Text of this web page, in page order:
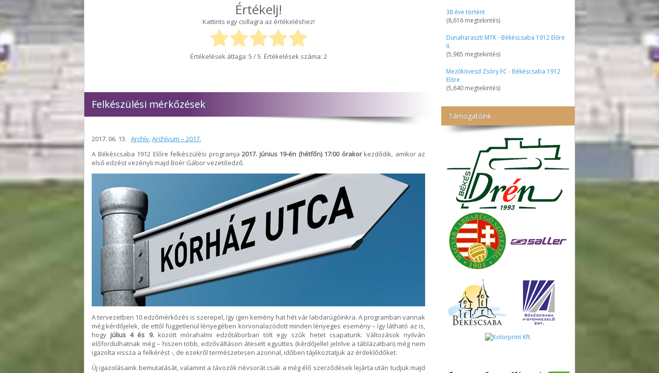
38 éve történt
(8,616 megtekintés)
Dunaharaszti MTK - Békéscsaba 1912 Előre
II.
(5,985 megtekintés)
Mezőkövesd Zsóry FC - Békéscsaba 1912
Előre
(5,640 megtekintés)
Támogatóink
Értékelj!
Kattints egy csillagra az értékeléshez!
Értékelések átlaga: 5 / 5. Értékelések száma: 2
Felkészülési mérkőzések
2017. 06. 13. Archív,Archívum – 2017.
A Békéscsaba 1912 Előre felkészülési programja 2017. június 19-én (hétfőn) 17:00 órakorkezdődik, amikor az
első edzést vezényli majd Boér Gábor vezetőedző.
A tervezetben 10 edzőmérkőzés is szerepel, így igen kemény hat hét vár labdarúgóinkra. A programban vannak
még kérdőjelek, de ettől függetlenül lényegében körvonalazódott minden lényeges esemény – így látható az is,
hogy július 4 és 9.között mórahalmi edzőtáborban tölt egy szűk hetet csapatunk. Változások nyilván
előfordulhatnak még – hiszen több, edzőváltáson átesett együttes (kérdőjellel jelölve a táblázatban) még nem
igazolta vissza a felkérést -, de ezekről természetesen azonnal, időben tájékoztatjuk az érdeklődőket.
Új igazolásaink bemutatását, valamint a távozók névsorát csak a még élő szerződések lejárta után tudjuk majd